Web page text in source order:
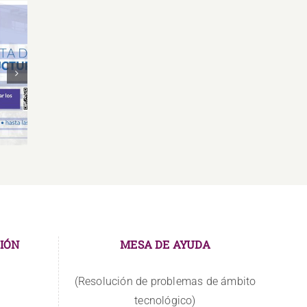
MESA DE AYUDA
(Resolución de problemas de ámbito
tecnológico)